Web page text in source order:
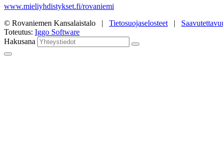
www.mieliyhdistykset.fi/rovaniemi
© Rovaniemen Kansalaistalo | Tietosuojaselosteet |
Toteutus: Iggo Software
Hakusana